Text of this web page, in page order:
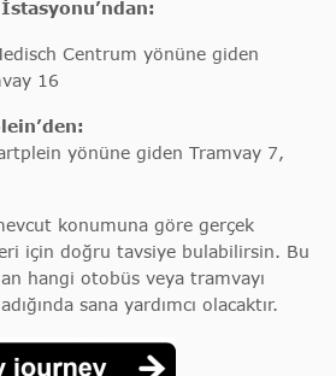
Centrum yönüne giden
16
yönüne giden Tramvay 7,
konumuna göre gerçek
için doğru tavsiye bulabilirsin. Bu
hangi otobüs veya tramvayı
sana yardımcı olacaktır.